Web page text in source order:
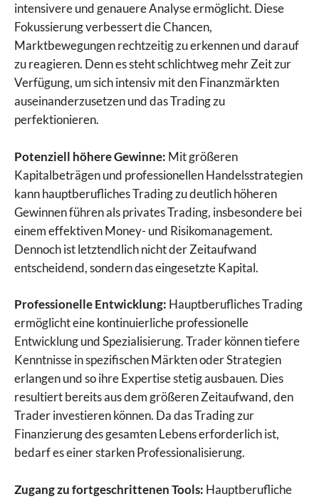
intensivere und genauere Analyse ermöglicht. Diese
Fokussierung verbessert die Chancen,
Marktbewegungen rechtzeitig zu erkennen und darauf
zu reagieren. Denn es steht schlichtweg mehr Zeit zur
Verfügung, um sich intensiv mit den Finanzmärkten
auseinanderzusetzen und das Trading zu
perfektionieren.
Potenziell höhere Gewinne: Mit größeren
Kapitalbeträgen und professionellen Handelsstrategien
kann hauptberufliches Trading zu deutlich höheren
Gewinnen führen als privates Trading, insbesondere bei
einem effektiven Money- und Risikomanagement.
Dennoch ist letztendlich nicht der Zeitaufwand
entscheidend, sondern das eingesetzte Kapital.
Professionelle Entwicklung: Hauptberufliches Trading
ermöglicht eine kontinuierliche professionelle
Entwicklung und Spezialisierung. Trader können tiefere
Kenntnisse in spezifischen Märkten oder Strategien
erlangen und so ihre Expertise stetig ausbauen. Dies
resultiert bereits aus dem größeren Zeitaufwand, den
Trader investieren können. Da das Trading zur
Finanzierung des gesamten Lebens erforderlich ist,
bedarf es einer starken Professionalisierung.
Zugang zu fortgeschrittenen Tools: Hauptberufliche